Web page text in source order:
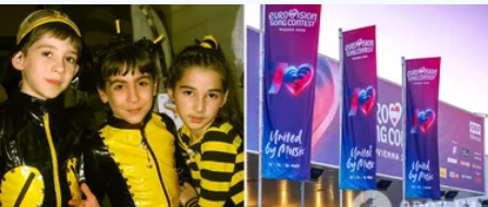
Конкурс відбувся 13 грудня 2025 року в малій залі
Олімпійського палацу у Тбілісі.
Грузія отримала право на проведення конкурсу після того, як
Дитяче Євробачення 2024 виграв представник країни Андрій
Путкарадзе із піснею To My Mom
2017 року Грузія уже приймала Дитяче Євробачення.